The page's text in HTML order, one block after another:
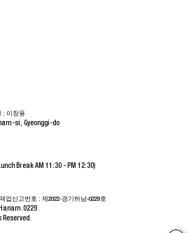
: 이창용
si, Gyeonggi-do
Break AM 11:30 - PM 12:30)
업신고번호 : 제2022-경기하남-0229호